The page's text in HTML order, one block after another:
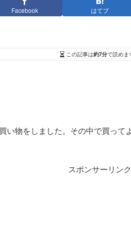
Facebook はてブ
この記事は約7分で読めま
い物をしました。その中で買っ
スポンサーリンク